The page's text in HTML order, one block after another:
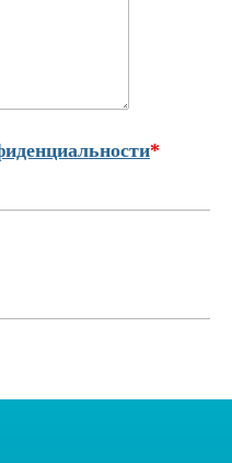
*